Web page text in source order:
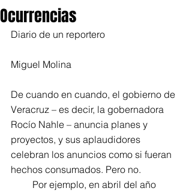
Ocurrencias
Diario de un reportero
Miguel Molina
De cuando en cuando, el gobierno de
Veracruz – es decir, la gobernadora
Rocío Nahle – anuncia planes y
proyectos, y sus aplaudidores
celebran los anuncios como si fueran
hechos consumados. Pero no.
Por ejemplo, en abril del año